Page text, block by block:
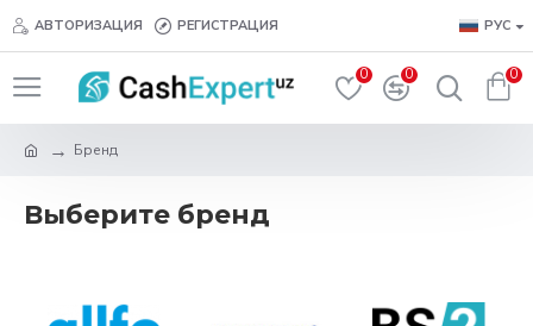
АВТОРИЗАЦИЯ РЕГИСТРАЦИЯ РУС
0 0 0
Бренд
Выберите бренд